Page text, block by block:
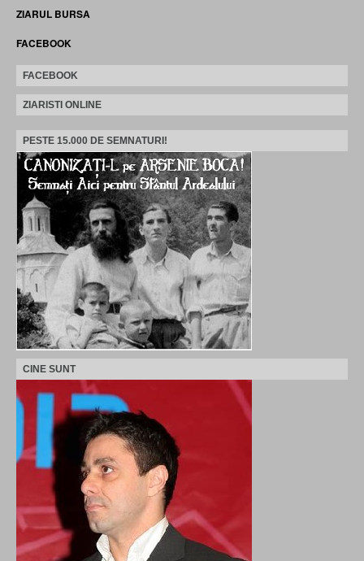
ZIARUL BURSA
FACEBOOK
FACEBOOK
ZIARISTI ONLINE
PESTE 15.000 DE SEMNATURI!
CINE SUNT